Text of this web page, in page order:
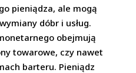
pieniądza, ale mogą
dóbr i usług.
obejmują
towarowe, czy nawet
barteru. Pieniądz